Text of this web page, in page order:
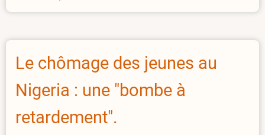
Le
pénal
l'ex-
de
milice
coupable
Le chômage des jeunes au
Nigeria : une "bombe à
retardement".